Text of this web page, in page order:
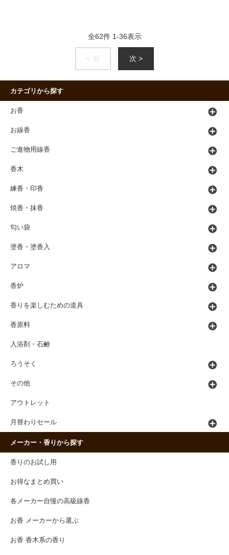
全62件 1-36表示
< 前 次 >
カテゴリから探す
お香
お線香
ご進物用線香
香木
練香・印香
焼香・抹香
匂い袋
塗香・塗香入
アロマ
香炉
香りを楽しむための道具
香原料
入浴剤・石鹸
ろうそく
その他
アウトレット
月替わりセール
メーカー・香りから探す
香りのお試し用
お得なまとめ買い
各メーカー自慢の高級線香
お香 メーカーから選ぶ
お香 香木系の香り